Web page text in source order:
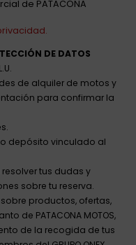
de PATACONA
DE DATOS
de alquiler de motos y
para confirmar la
depósito vinculado al
tus dudas y
sobre tu reserva.
productos, ofertas,
de PATACONA MOTOS,
de la recogida de tus